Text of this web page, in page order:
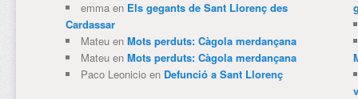
emmaen Els gegants de Sant Llorenç des
Cardassar
Mateuen Mots perduts: Càgola merdançana
Mateuen Mots perduts: Càgola merdançana
Paco Leonicioen Defunció a Sant Llorenç